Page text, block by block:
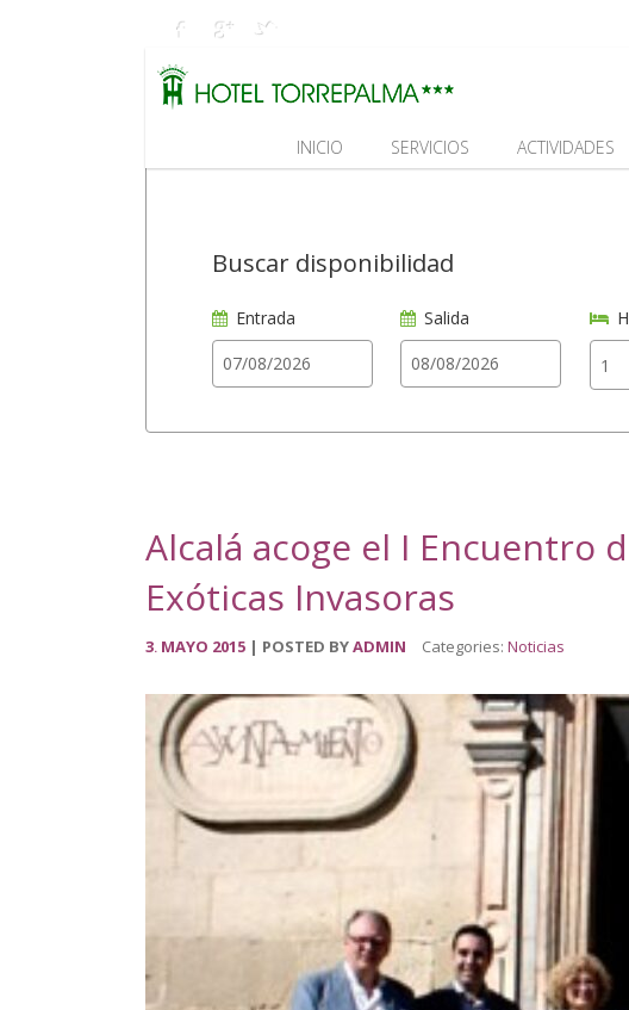
INICIO SERVICIOS ACTIVIDADES
Buscar disponibilidad
Entrada Salida
Alcalá acoge el I Encuentro
Exóticas Invasoras
3. MAYO 2015 POSTED BYADMIN Categories: Noticias